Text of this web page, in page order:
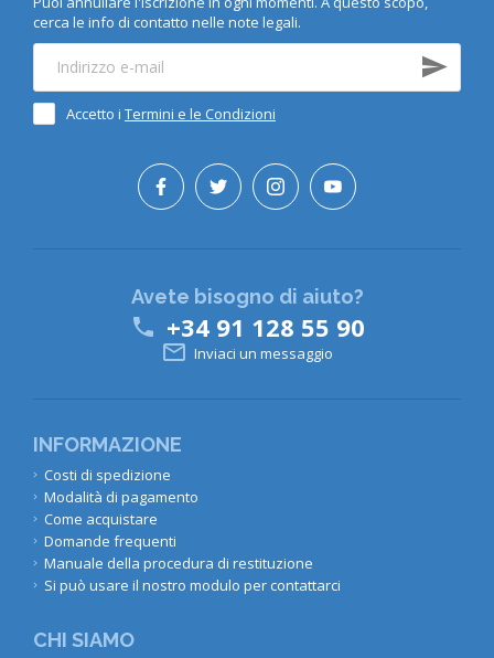
cerca le info di contatto nelle note legali.
Accetto i Termini e le Condizioni
INFORMAZIONE
Costi di spedizione
Modalità di pagamento
Come acquistare
Domande frequenti
Manuale della procedura di restituzione
Si può usare il nostro modulo per contattarci
CHI SIAMO
Avete bisogno di aiuto?
 +34 91 128 55 90
 Inviaci un messaggio